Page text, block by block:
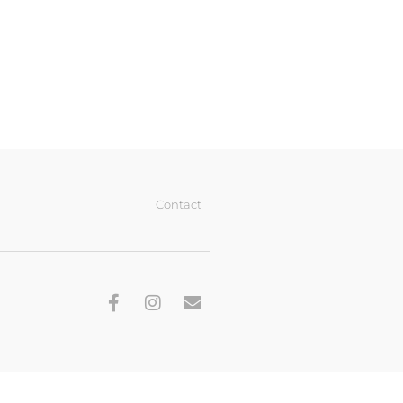
Contact